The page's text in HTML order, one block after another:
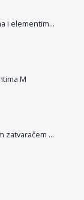
Nežna flexi narukvica sa magnetima i elementima u boji zlata i bakrom M
M
Sportska unisex narukvica sa crnim zatvaračem od nerđajućeg čelika i magnetom M